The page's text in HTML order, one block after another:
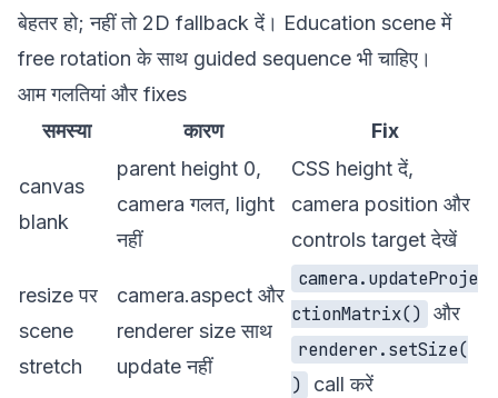
बेहतर हो; नहीं तो 2D fallback दें। Education scene में
free rotation के साथ guided sequence भी चाहिए।
आम गलतियां और fixes
समस्या
कारण Fix
canvas
blank
parent height 0,
camera गलत, light
नहीं
CSS height दें,
camera position और
controls target देखें
resize पर
scene
stretch
camera.aspect और
renderer size साथ
update नहीं
camera.updateProje
ctionMatrix() और
renderer.setSize(
)
call करें